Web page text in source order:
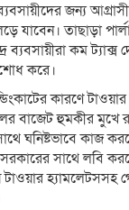
জন্য
যাবেন। তাছাড়া
ব্যবসায়ীরা কম ট্যাক্স
করে।
কারণে
বাজেট হুমকীর মুখে
ঘনিষ্টভাবে কাজ
সাথে লবি
হ্যামলেটসসহ